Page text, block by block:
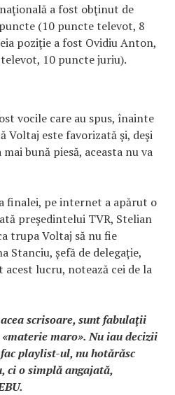
a fost obţinut de
(10 puncte televot, 8
poziţie a fost Ovidiu Anton,
10 puncte juriu).
vocile care au spus, înainte
Voltaj este favorizată şi, deşi
bună piesă, aceasta nu va
finalei, pe internet a apărut o
preşedintelui TVR, Stelian
trupa Voltaj să nu fie
Stanciu, șefă de delegație,
acest lucru, notează cei de la
scrisoare, sunt fabulaţii
maro». Nu iau decizii
playlist-ul, nu hotărăsc
o simplă angajată,